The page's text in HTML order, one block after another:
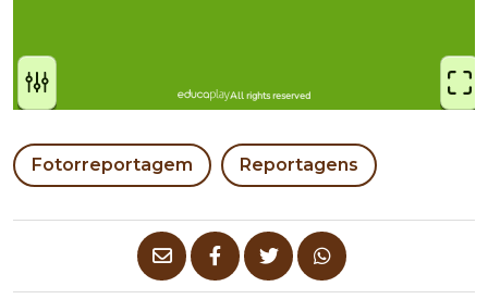
Fotorreportagem Reportagens